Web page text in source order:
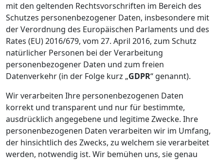
mit den geltenden Rechtsvorschriften im Bereich des
Schutzes personenbezogener Daten, insbesondere mit
der Verordnung des Europäischen Parlaments und des
Rates (EU) 2016/679, vom 27. April 2016, zum Schutz
natürlicher Personen bei der Verarbeitung
personenbezogener Daten und zum freien
Datenverkehr (in der Folge kurz „GDPR“ genannt).
Wir verarbeiten Ihre personenbezogenen Daten
korrekt und transparent und nur für bestimmte,
ausdrücklich angegebene und legitime Zwecke. Ihre
personenbezogenen Daten verarbeiten wir im Umfang,
der hinsichtlich des Zwecks, zu welchem sie verarbeitet
werden, notwendig ist. Wir bemühen uns, sie genau